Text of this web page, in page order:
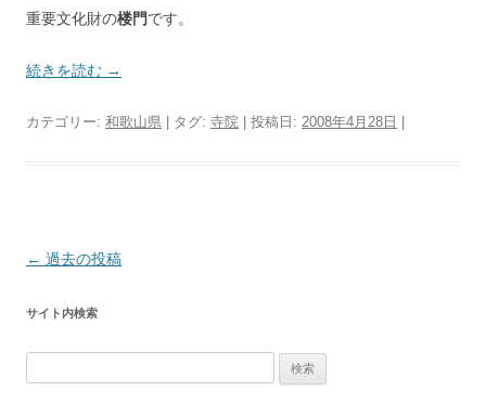
重要文化財の楼門です。
続きを読む →
カテゴリー: 和歌山県 | タグ: 寺院 | 投稿日: 2008年4月28日 |
投
ナ
ビ
ゲ
← 過去の投稿
サイト内検索
索: